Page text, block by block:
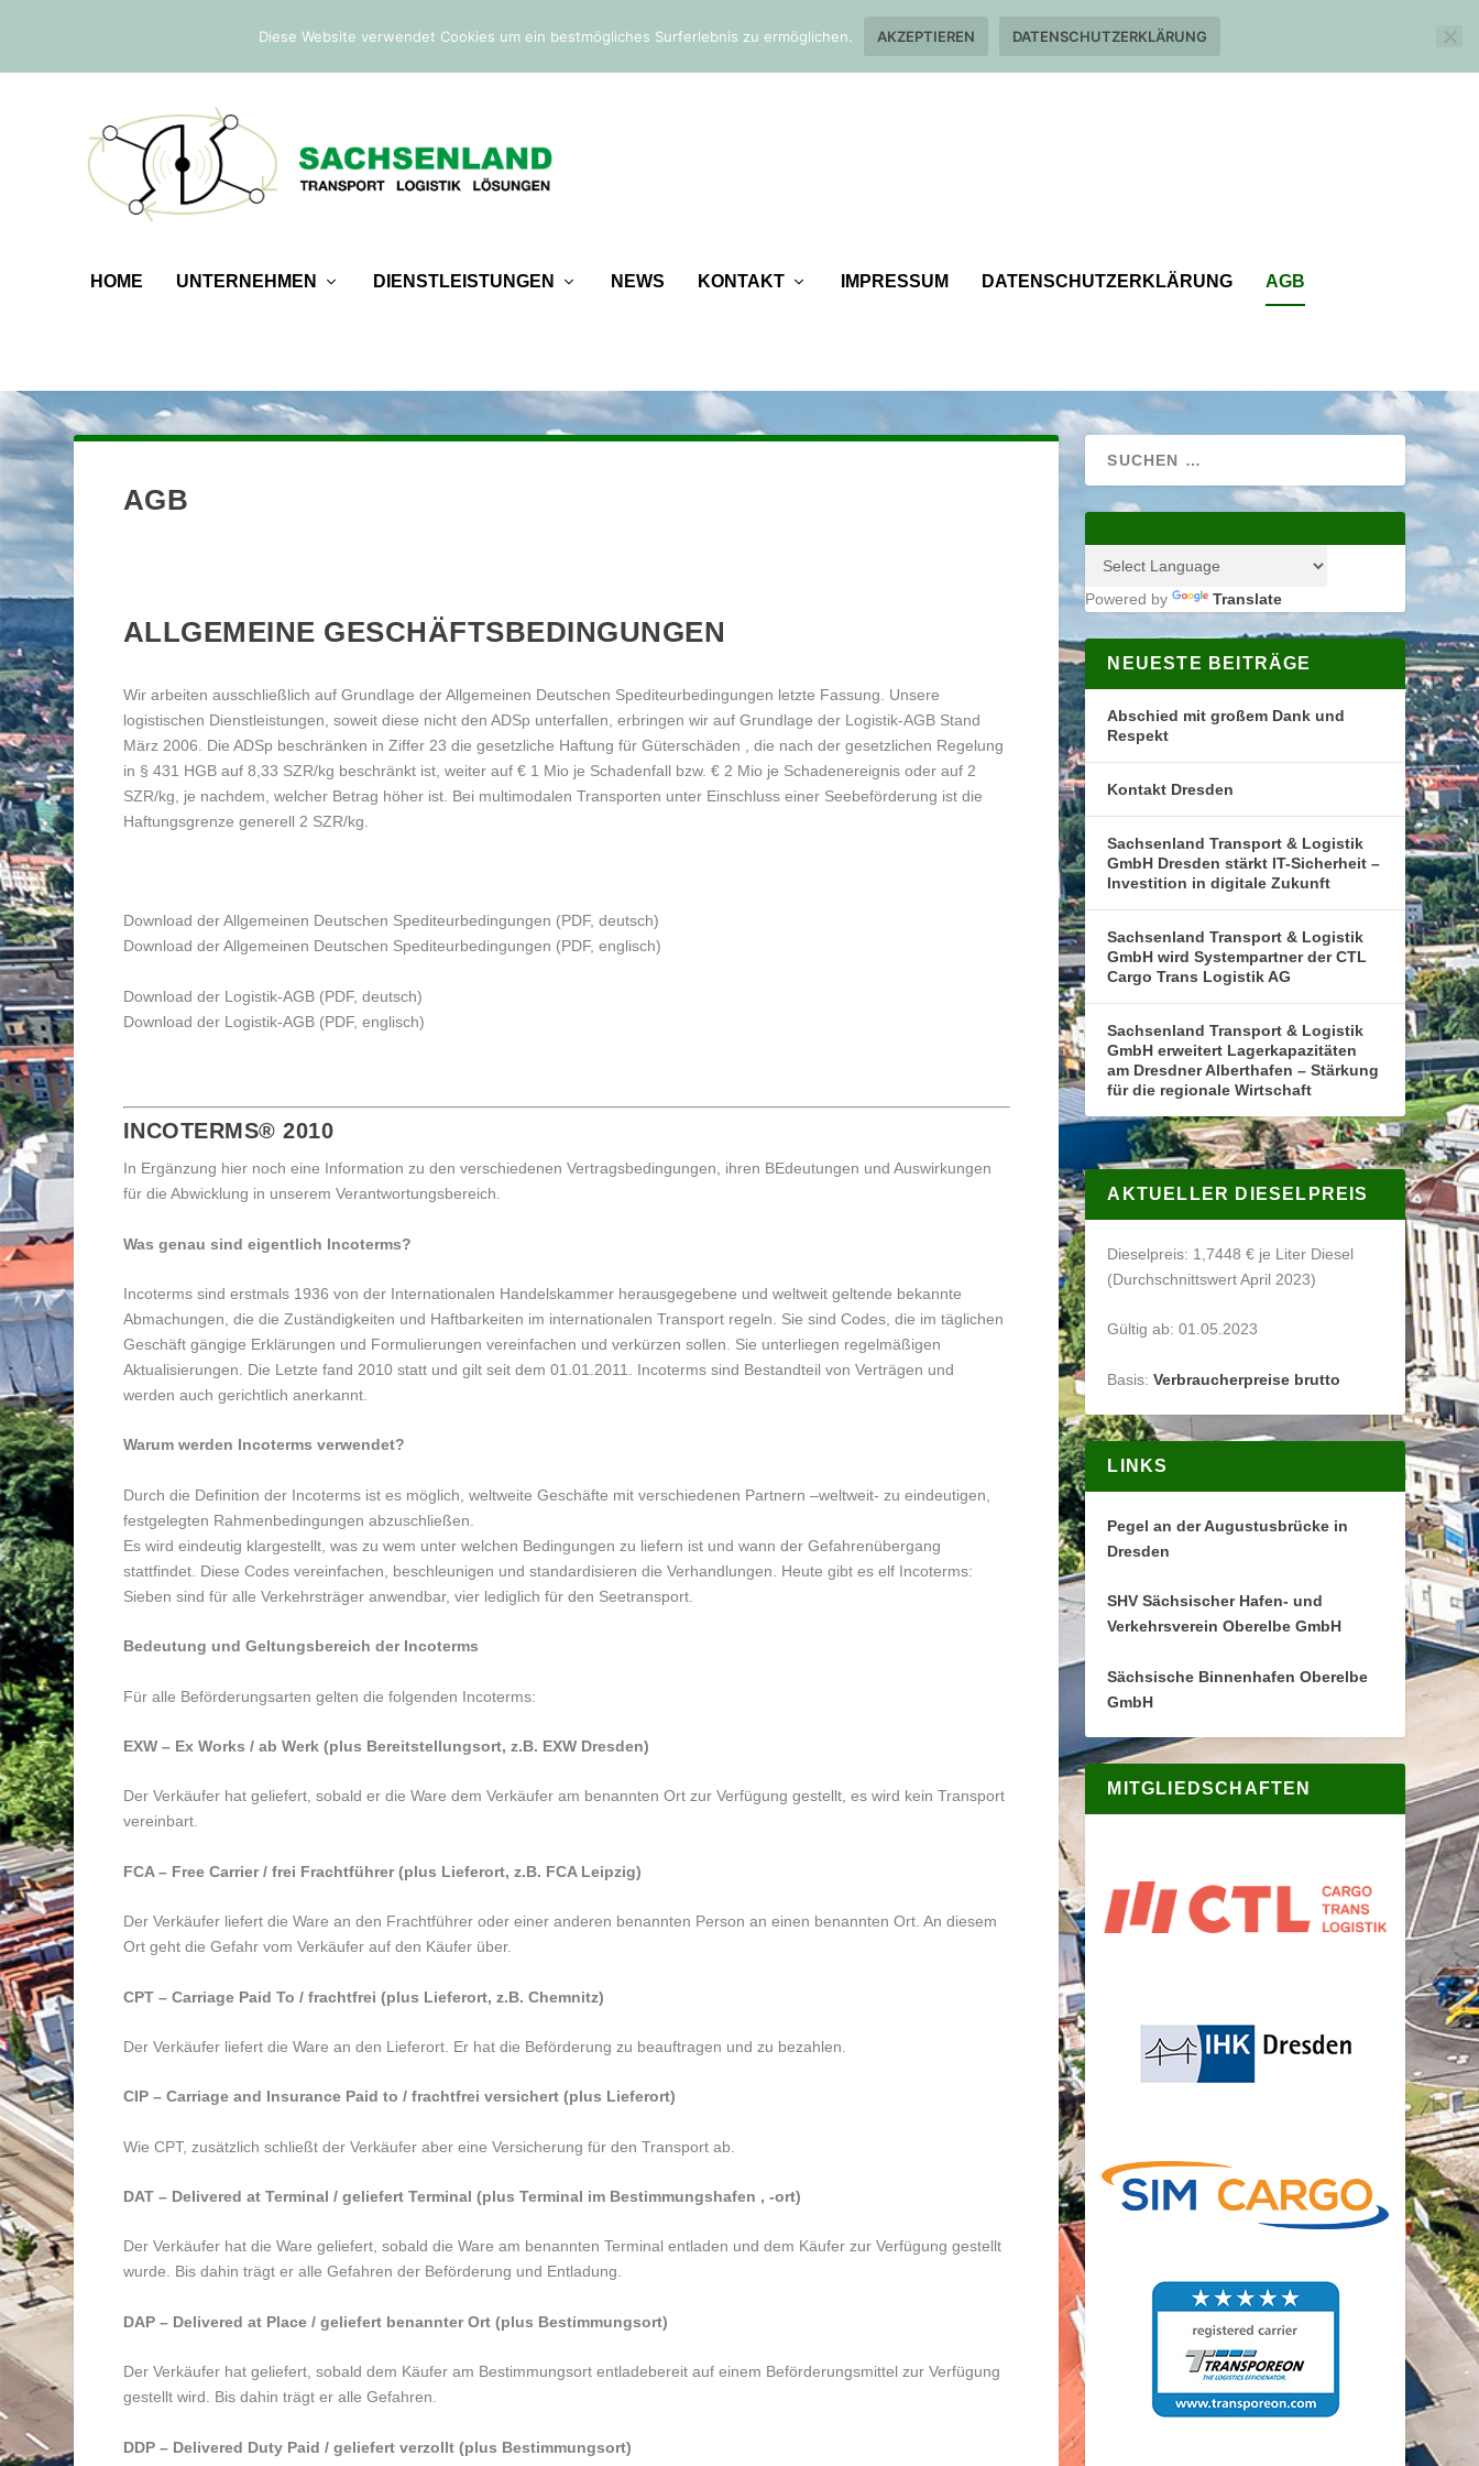
Befreiung von der Sicherheitsleistung
HOME UNTERNEHMEN DIENSTLEISTUNGEN NEWS KONTAKT IMPRESSUM DATENSCHUTZERKLÄRUNG AGB
AGB
ALLGEMEINE GESCHÄFTSBEDINGUNGEN
Wir arbeiten ausschließlich auf Grundlage der Allgemeinen Deutschen Spediteurbedingungen letzte Fassung. Unsere
logistischen Dienstleistungen, soweit diese nicht den ADSp unterfallen, erbringen wir auf Grundlage der Logistik-AGB Stand
März 2006. Die ADSp beschränken in Ziffer 23 die gesetzliche Haftung für Güterschäden , die nach der gesetzlichen Regelung
in § 431 HGB auf 8,33 SZR/kg beschränkt ist, weiter auf € 1 Mio je Schadenfall bzw. € 2 Mio je Schadenereignis oder auf 2
SZR/kg, je nachdem, welcher Betrag höher ist. Bei multimodalen Transporten unter Einschluss einer Seebeförderung ist die
Haftungsgrenze generell 2 SZR/kg.
Download der Allgemeinen Deutschen Spediteurbedingungen (PDF, deutsch)
Download der Allgemeinen Deutschen Spediteurbedingungen (PDF, englisch)
Download der Logistik-AGB (PDF, deutsch)
Download der Logistik-AGB (PDF, englisch)
INCOTERMS® 2010
In Ergänzung hier noch eine Information zu den verschiedenen Vertragsbedingungen, ihren BEdeutungen und Auswirkungen
für die Abwicklung in unserem Verantwortungsbereich.
Was genau sind eigentlich Incoterms?
Incoterms sind erstmals 1936 von der Internationalen Handelskammer herausgegebene und weltweit geltende bekannte
Abmachungen, die die Zuständigkeiten und Haftbarkeiten im internationalen Transport regeln. Sie sind Codes, die im täglichen
Geschäft gängige Erklärungen und Formulierungen vereinfachen und verkürzen sollen. Sie unterliegen regelmäßigen
Aktualisierungen. Die Letzte fand 2010 statt und gilt seit dem 01.01.2011. Incoterms sind Bestandteil von Verträgen und
werden auch gerichtlich anerkannt.
Warum werden Incoterms verwendet?
Durch die Definition der Incoterms ist es möglich, weltweite Geschäfte mit verschiedenen Partnern –weltweit- zu eindeutigen,
festgelegten Rahmenbedingungen abzuschließen.
Es wird eindeutig klargestellt, was zu wem unter welchen Bedingungen zu liefern ist und wann der Gefahrenübergang
stattfindet. Diese Codes vereinfachen, beschleunigen und standardisieren die Verhandlungen. Heute gibt es elf Incoterms:
Sieben sind für alle Verkehrsträger anwendbar, vier lediglich für den Seetransport.
Bedeutung und Geltungsbereich der Incoterms
Für alle Beförderungsarten gelten die folgenden Incoterms:
EXW – Ex Works / ab Werk (plus Bereitstellungsort, z.B. EXW Dresden)
Der Verkäufer hat geliefert, sobald er die Ware dem Verkäufer am benannten Ort zur Verfügung gestellt, es wird kein Transport
vereinbart.
FCA – Free Carrier / frei Frachtführer (plus Lieferort, z.B. FCA Leipzig)
Der Verkäufer liefert die Ware an den Frachtführer oder einer anderen benannten Person an einen benannten Ort. An diesem
Ort geht die Gefahr vom Verkäufer auf den Käufer über.
CPT – Carriage Paid To / frachtfrei (plus Lieferort, z.B. Chemnitz)
Der Verkäufer liefert die Ware an den Lieferort. Er hat die Beförderung zu beauftragen und zu bezahlen.
CIP – Carriage and Insurance Paid to / frachtfrei versichert (plus Lieferort)
Wie CPT, zusätzlich schließt der Verkäufer aber eine Versicherung für den Transport ab.
DAT – Delivered at Terminal / geliefert Terminal (plus Terminal im Bestimmungshafen , -ort)
Der Verkäufer hat die Ware geliefert, sobald die Ware am benannten Terminal entladen und dem Käufer zur Verfügung gestellt
wurde. Bis dahin trägt er alle Gefahren der Beförderung und Entladung.
DAP – Delivered at Place / geliefert benannter Ort (plus Bestimmungsort)
Der Verkäufer hat geliefert, sobald dem Käufer am Bestimmungsort entladebereit auf einem Beförderungsmittel zur Verfügung
gestellt wird. Bis dahin trägt er alle Gefahren.
DDP – Delivered Duty Paid / geliefert verzollt (plus Bestimmungsort)
Powered by Translate
NEUESTE BEITRÄGE
Abschied mit großem Dank und
Respekt
Kontakt Dresden
Sachsenland Transport & Logistik
GmbH Dresden stärkt IT-Sicherheit –
Investition in digitale Zukunft
Sachsenland Transport & Logistik
GmbH wird Systempartner der CTL
Cargo Trans Logistik AG
Sachsenland Transport & Logistik
GmbH erweitert Lagerkapazitäten
am Dresdner Alberthafen – Stärkung
für die regionale Wirtschaft
AKTUELLER DIESELPREIS
Dieselpreis: 1,7448 € je Liter Diesel
(Durchschnittswert April 2023)
Gültig ab: 01.05.2023
Basis:Verbraucherpreise brutto
LINKS
Pegel an der Augustusbrücke in
Dresden
SHV Sächsischer Hafen- und
Verkehrsverein Oberelbe GmbH
Sächsische Binnenhafen Oberelbe
GmbH
MITGLIEDSCHAFTEN
Diese Website verwendet Cookies um ein bestmögliches Surferlebnis zu ermöglichen. AKZEPTIEREN DATENSCHUTZERKLÄRUNG